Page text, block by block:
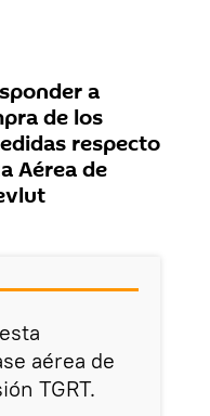
a
de los
respecto
Aérea de
aérea de
TGRT.